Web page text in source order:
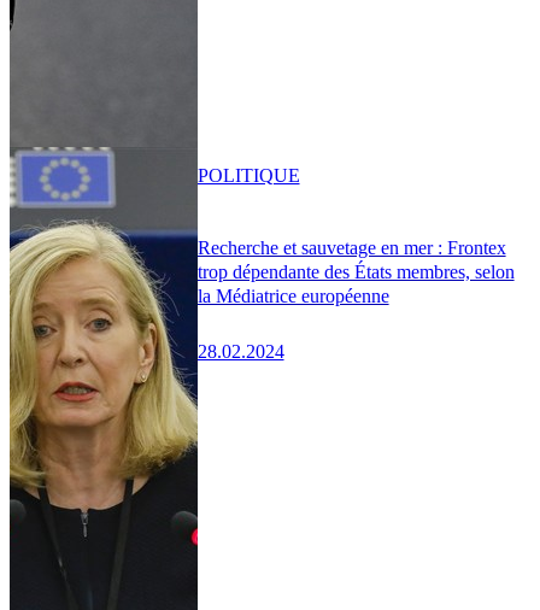
Recherche et sauvetage en mer : Frontex
trop dépendante des États membres, selon
la Médiatrice européenne
28.02.2024
POLITIQUE